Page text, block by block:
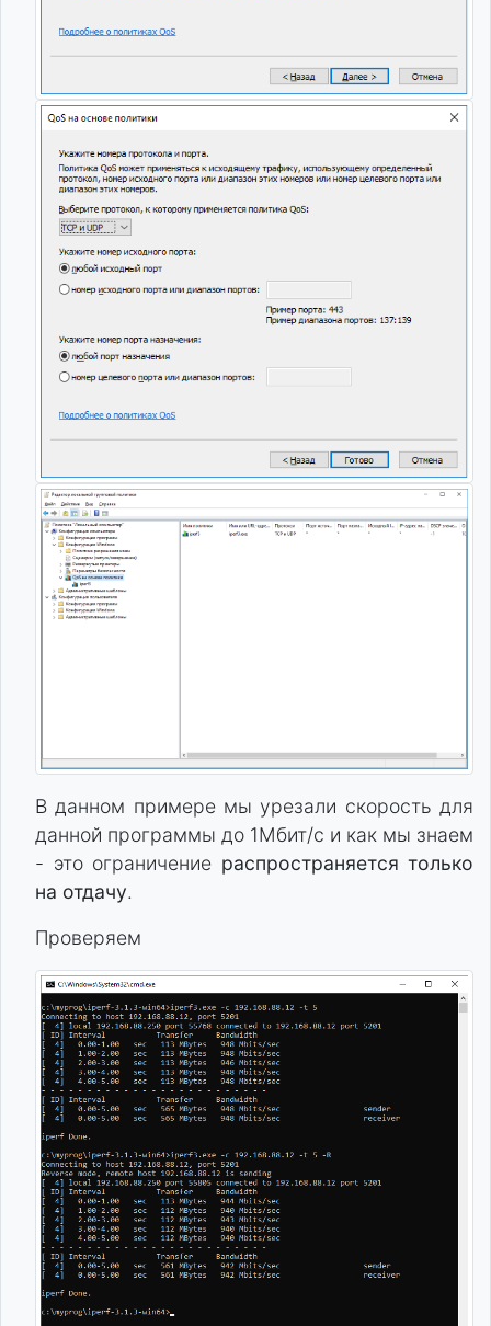
В данном примере мы урезали скорость для
данной программы до 1Мбит/с и как мы знаем
- это ограничение распространяется только
на отдачу.
Проверяем